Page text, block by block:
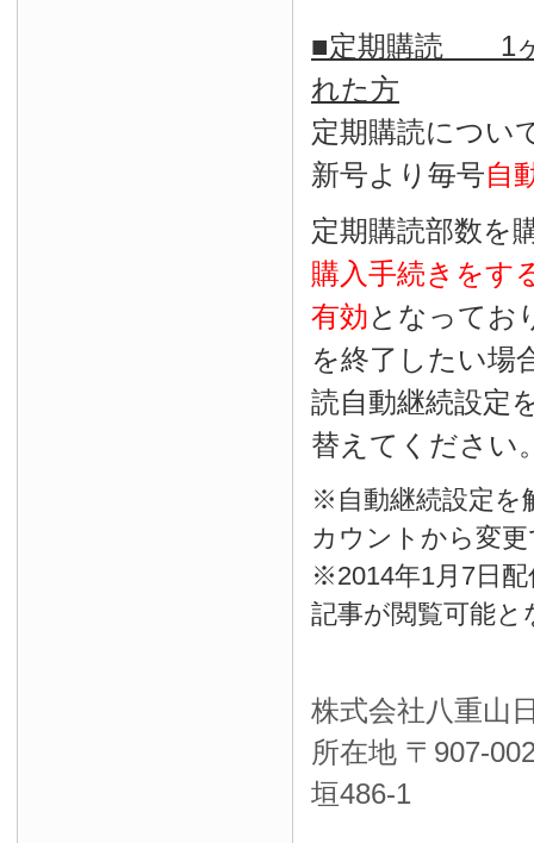
■定期購読 1ヶ
れた方
定期購読につい
新号より毎号自
定期購読部数を
購入手続きをす
有効となってお
を終了したい場
読自動継続設定
替えてください
※自動継続設定を
カウントから変
※2014年1月7日
記事が閲覧可能
株式会社八重山
所在地 〒 907-
垣486-1